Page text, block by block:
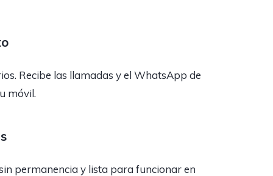
Recibe las llamadas y el WhatsApp de
móvil.
permanencia y lista para funcionar en